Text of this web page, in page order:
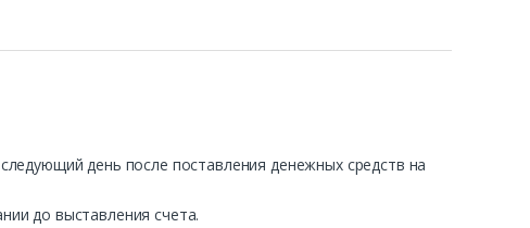
день после поставления денежных средств на
до выставления счета.